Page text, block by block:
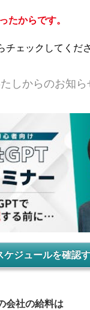
たからです。
チェックしてくださ
しからのお知
ケジュールを確認
会社の給料は